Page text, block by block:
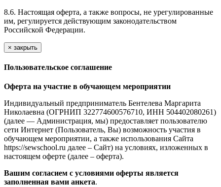
8.6. Настоящая оферта, а также вопросы, не урегулированные
им, регулируется действующим законодательством
Российской Федерации.
× закрыть
Пользовательское соглашение
Оферта на участие в обучающем мероприятии
Индивидуальный предприниматель Бентелева Маргарита
Николаевна (ОГРНИП 322774600576710, ИНН 504402080261)
(далее — Администрация, мы) предоставляет пользователю
сети Интернет (Пользователь, Вы) возможность участия в
обучающем мероприятии, а также использования Сайта
https://sewschool.ru далее – Сайт) на условиях, изложенных в
настоящем оферте (далее – оферта).
Вашим согласием с условиями оферты является
заполненная вами анкета.